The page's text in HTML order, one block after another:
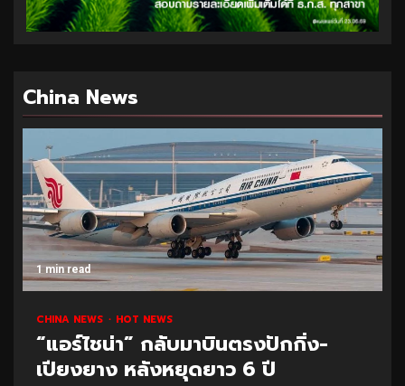
China News
1 min read
CHINA NEWS HOT NEWS
“แอร์ไชน่า” กลับมาบินตรงปักกิ่ง-
เปียงยาง หลังหยุดยาว 6 ปี